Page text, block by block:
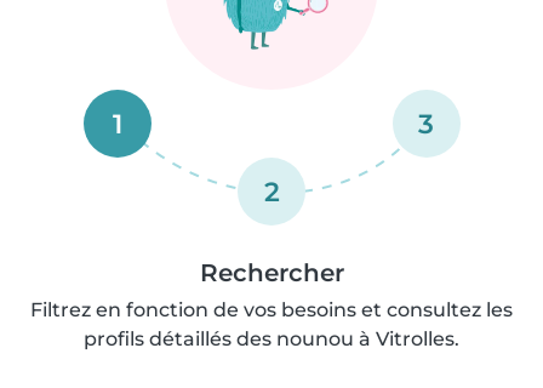
1
2
3
Rechercher
Filtrez en fonction de vos besoins et consultez les
profils détaillés des nounou à Vitrolles.